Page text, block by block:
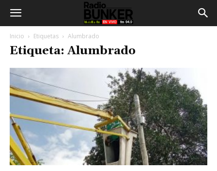
Inicio Etiquetas Alumbrado
Etiqueta: Alumbrado